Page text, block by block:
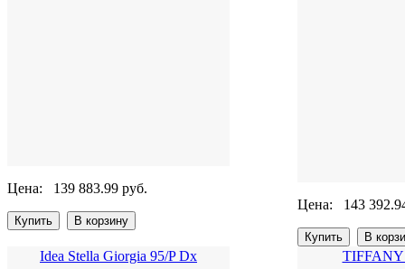
Цена: 139 883.99 руб.
Цена: 143
Idea Stella Giorgia 95/P Dx TIFFANY